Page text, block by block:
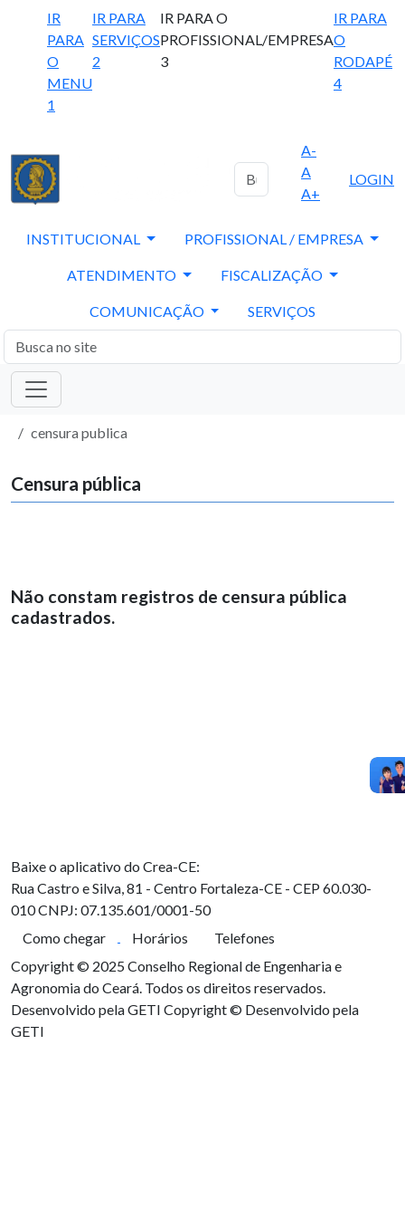
IR
PARA
O
MENU
1
IR PARA
SERVIÇOS
2
IR PARA O
PROFISSIONAL/EMPRESA
3
IR PARA
O
RODAPÉ
4
A-
A
A+
LOGIN
INSTITUCIONAL PROFISSIONAL / EMPRESA
ATENDIMENTO FISCALIZAÇÃO
COMUNICAÇÃO SERVIÇOS
censura publica
Censura pública
Não constam registros de censura pública
cadastrados.
Baixe o aplicativo do Crea-CE:
Rua Castro e Silva, 81 - Centro Fortaleza-CE - CEP 60.030-
010CNPJ: 07.135.601/0001-50
Como chegar
Horários
Telefones
Copyright © 2025 Conselho Regional de Engenharia e
Agronomia do Ceará. Todos os direitos reservados.
Desenvolvido pela GETI Copyright © Desenvolvido pela
GETI